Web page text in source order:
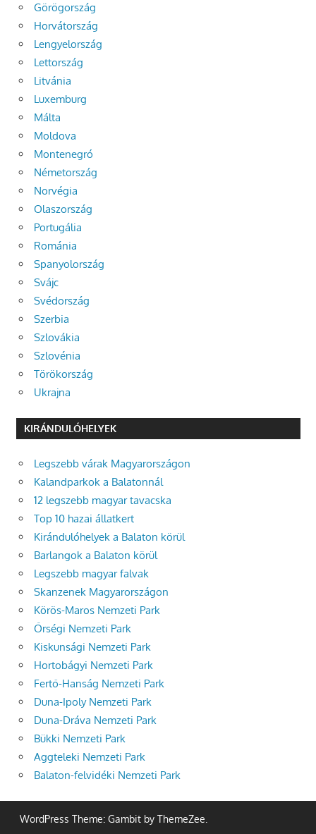
Görögország
Horvátország
Lengyelország
Lettország
Litvánia
Luxemburg
Málta
Moldova
Montenegró
Németország
Norvégia
Olaszország
Portugália
Románia
Spanyolország
Svájc
Svédország
Szerbia
Szlovákia
Szlovénia
Törökország
Ukrajna
KIRÁNDULÓHELYEK
Legszebb várak Magyarországon
Kalandparkok a Balatonnál
12 legszebb magyar tavacska
Top 10 hazai állatkert
Kirándulóhelyek a Balaton körül
Barlangok a Balaton körül
Legszebb magyar falvak
Skanzenek Magyarországon
Körös-Maros Nemzeti Park
Őrségi Nemzeti Park
Kiskunsági Nemzeti Park
Hortobágyi Nemzeti Park
Fertő-Hanság Nemzeti Park
Duna-Ipoly Nemzeti Park
Duna-Dráva Nemzeti Park
Bükki Nemzeti Park
Aggteleki Nemzeti Park
Balaton-felvidéki Nemzeti Park
WordPress Theme: Gambit by ThemeZee.